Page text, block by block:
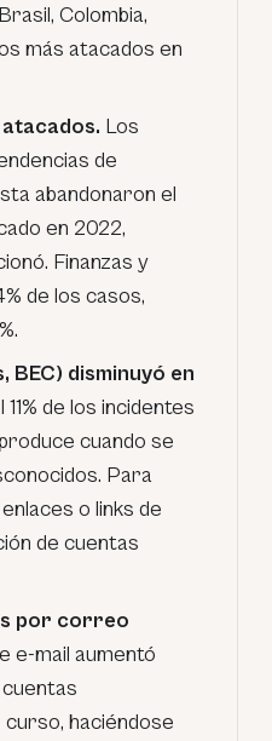
Colombia,
más atacados en
Los
de
abandonaron el
en 2022,
Finanzas y
de los casos,
BEC) disminuyó en
de los incidentes
cuando se
Para
o links de
de cuentas
por correo
e-mail aumentó
haciéndose